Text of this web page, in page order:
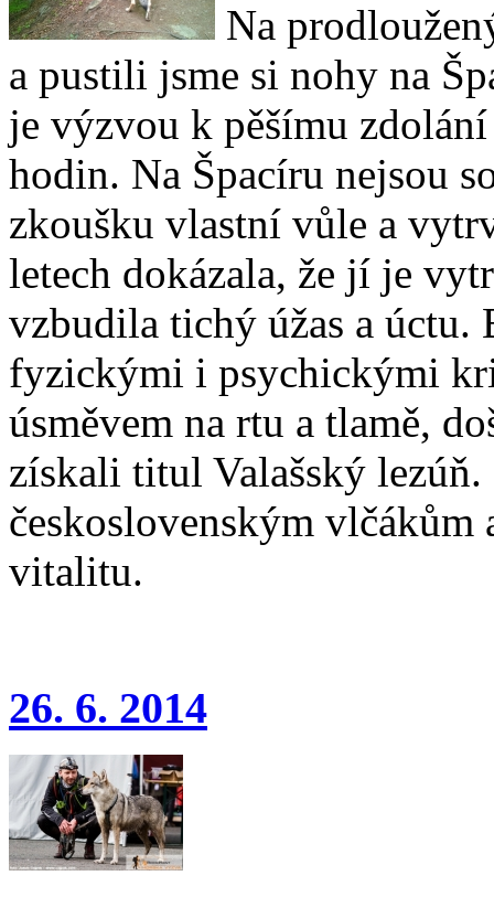
Na
a pustili jsme si nohy na
je výzvou k pěšímu
hodin. Na Špacíru nejsou
zkoušku vlastní vůle a
letech dokázala, že jí je
vzbudila tichý úžas a
fyzickými i psychickými
úsměvem na rtu a tlamě,
získali titul Valašský lezúň.
československým
vitalitu.
26. 6. 2014